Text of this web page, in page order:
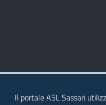
Il portale ASL Sassari